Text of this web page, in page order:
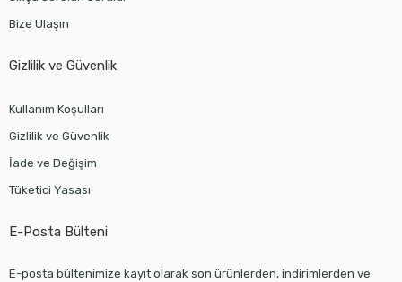
Bize Ulaşın
Gizlilik ve Güvenlik
Kullanım Koşulları
Gizlilik ve Güvenlik
İade ve Değişim
Tüketici Yasası
E-Posta Bülteni
E-posta bültenimize kayıt olarak son ürünlerden, indirimlerden ve